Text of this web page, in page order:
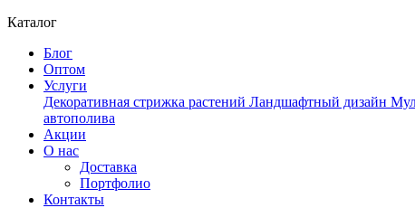
Каталог
Блог
Оптом
Услуги
Декоративная стрижка растений Ландшафтный дизайн
автополива
Акции
О нас
Доставка
Портфолио
Контакты